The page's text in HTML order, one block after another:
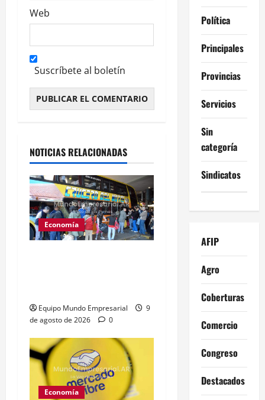
Web
Suscríbete al boletín
NOTICIAS RELACIONADAS
Economía
Equipo Mundo Empresarial
9
de agosto de 2026
0
Economía
Política
Principales
Provincias
Servicios
Sin
categoría
Sindicatos
AFIP
Agro
Coberturas
Comercio
Congreso
Destacados